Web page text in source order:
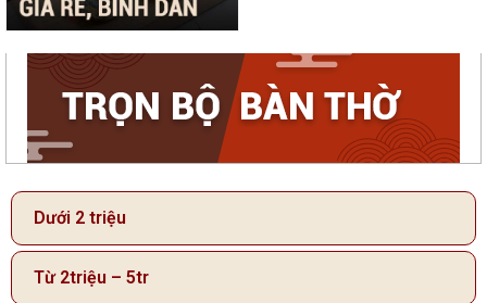
Dưới 2 triệu
Từ 2triệu – 5tr